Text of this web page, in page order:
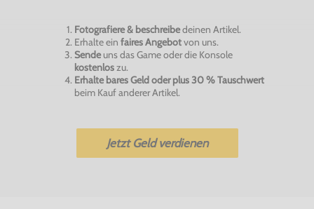
Fotografiere & beschreibedeinen Artikel.
Erhalte ein faires Angebotvon uns.
Sendeuns das Game oder die Konsole
kostenloszu.
Erhalte bares Geld oder plus 30 % Tauschwert
beim Kauf anderer Artikel.
Jetzt Geld verdienen